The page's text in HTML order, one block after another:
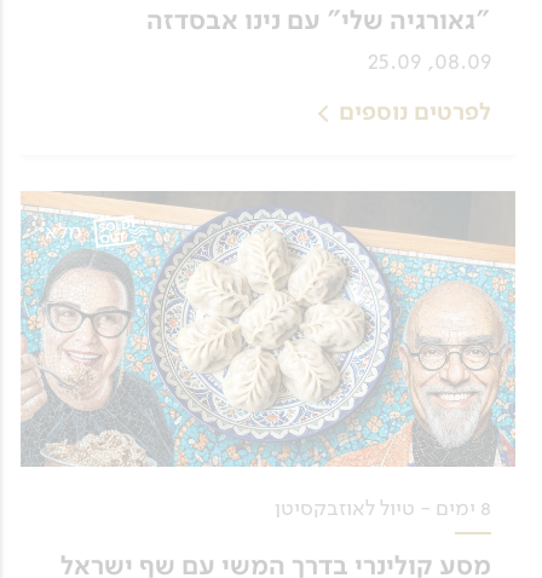
"גאורגיה שלי" עם נינו אבסדזה
08.09, 25.09
לפרטים נוספים
8 ימים - טיול לאוזבקסיטן
מסע קולינרי בדרך המשי עם שף ישראל
מלא